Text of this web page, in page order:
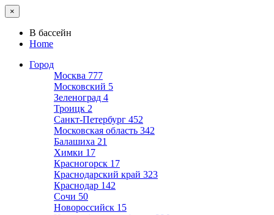
×
В бассейн
Home
Город
Москва 777
Московский 5
Зеленоград 4
Троицк 2
Санкт-Петербург 452
Московская область 342
Балашиха 21
Химки 17
Красногорск 17
Краснодарский край 323
Краснодар 142
Сочи 50
Новороссийск 15